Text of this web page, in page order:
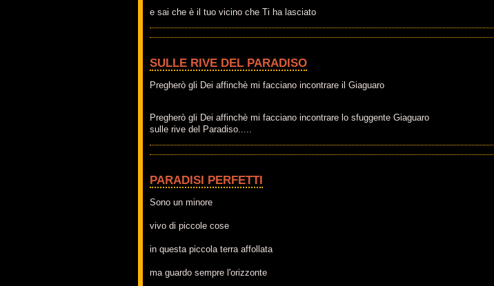
e sai che è il tuo vicino che Ti ha lasciato
SULLE RIVE DEL PARADISO
Pregherò gli Dei affinchè mi facciano incontrare il Giaguaro
Pregherò gli Dei affinchè mi facciano incontrare lo sfuggente Giaguaro
sulle rive del Paradiso.....
PARADISI PERFETTI
Sono un minore
vivo di piccole cose
in questa piccola terra affollata
ma guardo sempre l'orizzonte